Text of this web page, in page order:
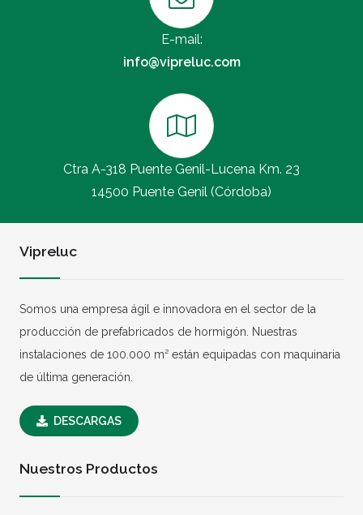
E-mail:
info@vipreluc.com
Ctra A-318 Puente Genil-Lucena Km. 23
14500 Puente Genil (Córdoba)
Vipreluc
Somos una empresa ágil e innovadora en el sector de la
producción de prefabricados de hormigón. Nuestras
instalaciones de 100.000 m² están equipadas con maquinaria
de última generación.
DESCARGAS
Nuestros Productos